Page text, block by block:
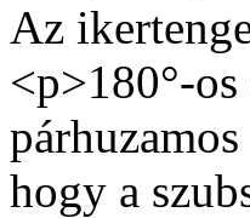
Az
<p>180°-
hogy a